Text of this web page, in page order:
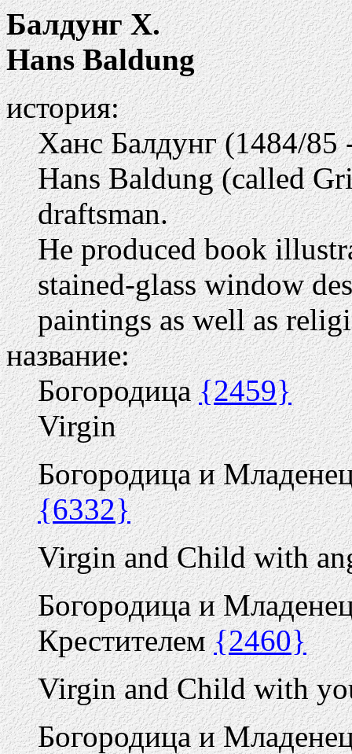
Балдунг Х.
Hans Baldung
история:
Ханс Балдунг (1484/85
Hans Baldung (called
draftsman.
He produced book
stained-glass window
paintings as well as
название:
Богородица{2459}
Virgin
Богородица и
{6332}
Virgin and Child with
Богородица и
Крестителем{2460}
Virgin and Child with
Богородица и